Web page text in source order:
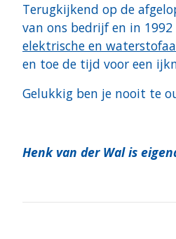
Terugkijkend op de
van ons bedrijf en in
elektrische en
en toe de tijd voor een
Gelukkig ben je nooit te
Henk van der Wal is